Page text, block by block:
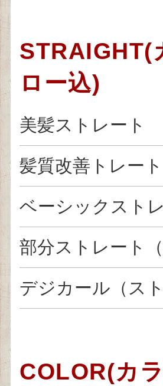
STRAIGHT(
ロー込)
美髪ストレート
髪質改善トレート
ベーシックスト
部分ストレート
デジカール（ス
COLOR(カ